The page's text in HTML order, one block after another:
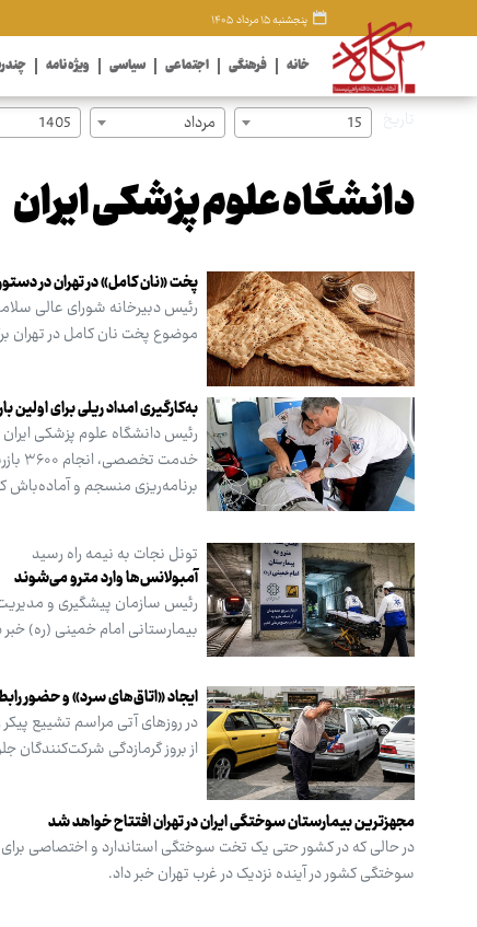
پنجشنبه ۱۵ مرداد ۱۴۰۵
خانه فرهنگی اجتماعی سیاسی ویژه نامه
15 مرداد 1405
دانشگاه علوم پزشکی ایران
پخت «نان کامل» در تهران در
رئیس دبیرخانه شورای عالی
موضوع پخت نان کامل در تهران
به‌کارگیری امداد ریلی برای
برنامه‌ریزی منسجم و آماده‌باش
تونل نجات به نیمه راه رسید
آمبولانس‌ها وارد مترو می‌شوند
بیمارستانی امام خمینی (ره) خبر
ایجاد «اتاق‌های سرد» و حضور
در روزهای آتی مراسم تشییع
از بروز گرمازدگی شرکت‌کنندگان
مجهزترین بیمارستان سوختگی ایران در تهران افتتاح خواهد شد
در حالی که در کشور حتی یک تخت سوختگی استاندارد و اختصاصی
سوختگی کشور در آینده نزدیک در غرب تهران خبر داد.